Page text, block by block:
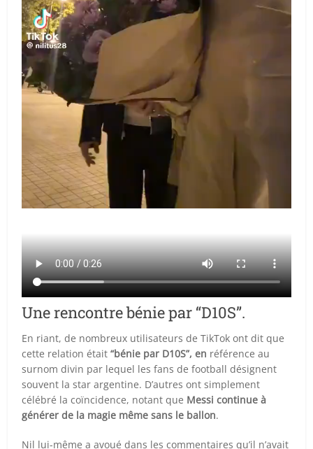
Une rencontre bénie par “D10S”.
En riant, de nombreux utilisateurs de TikTok ont dit que
cette relation était“bénie par D10S”, en référence au
surnom divin par lequel les fans de football désignent
souvent la star argentine. D’autres ont simplement
célébré la coïncidence, notant que Messi continue à
générer de la magie même sans le ballon.
Nil lui-même a avoué dans les commentaires qu’il n’avait